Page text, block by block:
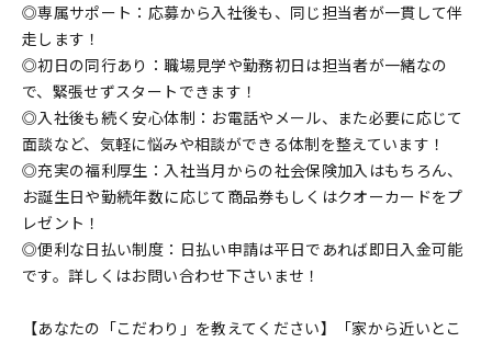
◎専属サポート：応募から入社後も、同じ担当者が一貫して伴
走します！
◎初日の同行あり：職場見学や勤務初日は担当者が一緒なの
で、緊張せずスタートできます！
◎入社後も続く安心体制：お電話やメール、また必要に応じて
面談など、気軽に悩みや相談ができる体制を整えています！
◎充実の福利厚生：入社当月からの社会保険加入はもちろん、
お誕生日や勤続年数に応じて商品券もしくはクオーカードをプ
レゼント！
◎便利な日払い制度：日払い申請は平日であれば即日入金可能
です。詳しくはお問い合わせ下さいませ！
【あなたの「こだわり」を教えてください】「家から近いとこ